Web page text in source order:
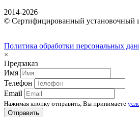
2014-2026
© Сертифицированный установочный
Политика обработки персональных
×
Предзаказ
Имя
Телефон
Email
Нажимая кнопку отправить, Вы принимаете